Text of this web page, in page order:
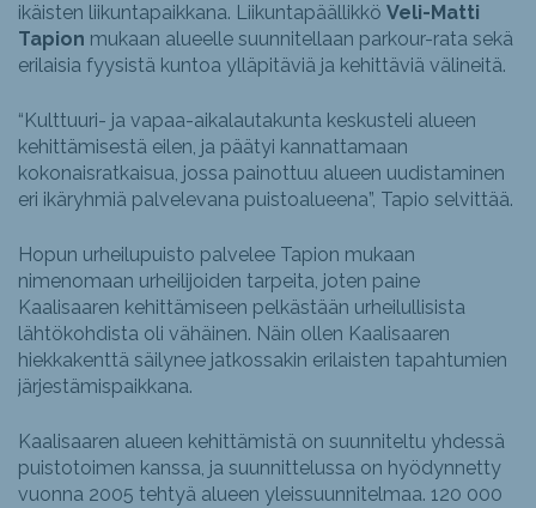
ikäisten liikuntapaikkana. Liikuntapäällikkö Veli-Matti
Tapion mukaan alueelle suunnitellaan parkour-rata sekä
erilaisia fyysistä kuntoa ylläpitäviä ja kehittäviä välineitä.
“Kulttuuri- ja vapaa-aikalautakunta keskusteli alueen
kehittämisestä eilen, ja päätyi kannattamaan
kokonaisratkaisua, jossa painottuu alueen uudistaminen
eri ikäryhmiä palvelevana puistoalueena”, Tapio selvittää.
Hopun urheilupuisto palvelee Tapion mukaan
nimenomaan urheilijoiden tarpeita, joten paine
Kaalisaaren kehittämiseen pelkästään urheilullisista
lähtökohdista oli vähäinen. Näin ollen Kaalisaaren
hiekkakenttä säilynee jatkossakin erilaisten tapahtumien
järjestämispaikkana.
Kaalisaaren alueen kehittämistä on suunniteltu yhdessä
puistotoimen kanssa, ja suunnittelussa on hyödynnetty
vuonna 2005 tehtyä alueen yleissuunnitelmaa. 120 000